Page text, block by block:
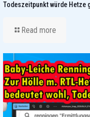
Todeszeitpunkt würde Hetze
Read more